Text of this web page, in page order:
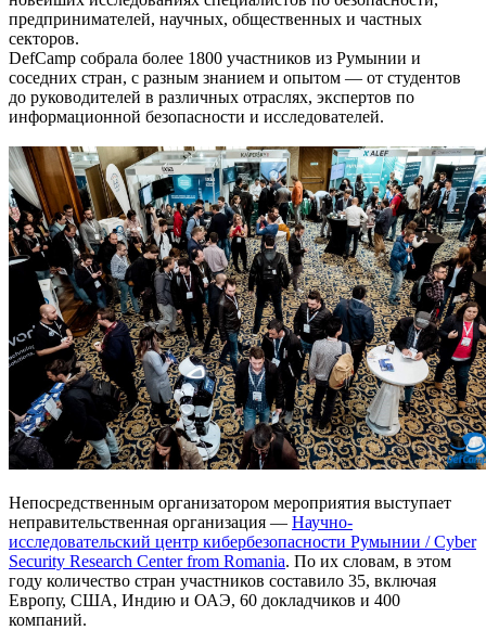
предпринимателей, научных, общественных и частных
секторов.
DefCamp собрала более 1800 участников из Румынии и
соседних стран, с разным знанием и опытом — от студентов
до руководителей в различных отраслях, экспертов по
информационной безопасности и исследователей.
Непосредственным организатором мероприятия выступает
неправительственная организация — Научно-
исследовательский центр кибербезопасности Румынии / Cyber
Security Research Center from Romania. По их словам, в этом
году количество стран участников составило 35, включая
Европу, США, Индию и ОАЭ, 60 докладчиков и 400
компаний.